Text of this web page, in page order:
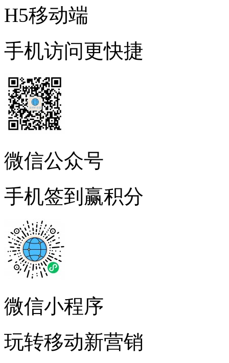
H5移动端
手机访问更快捷
微信公众号
手机签到赢积分
微信小程序
玩转移动新营销